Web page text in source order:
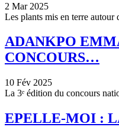
2 Mar 2025
Les plants mis en terre
ADANKPO
CONCOURS…
10 Fév 2025
La 3ᵉ édition du concours
EPELLE-MOI :